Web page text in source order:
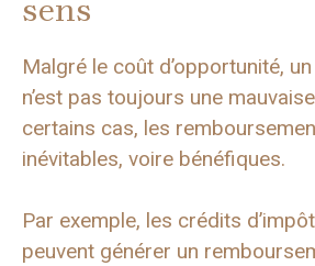
sens
Malgré le coût d’opportunité,
n’est pas toujours une
certains cas, les
inévitables, voire bénéfiques.
Par exemple, les crédits
peuvent générer un